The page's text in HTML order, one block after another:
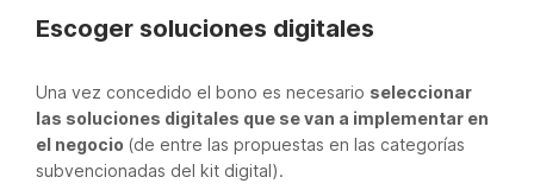
Escoger soluciones digitales
Una vez concedido el bono es necesario seleccionar
las soluciones digitales que se van a implementar en
el negocio (de entre las propuestas en las categorías
subvencionadas del kit digital).